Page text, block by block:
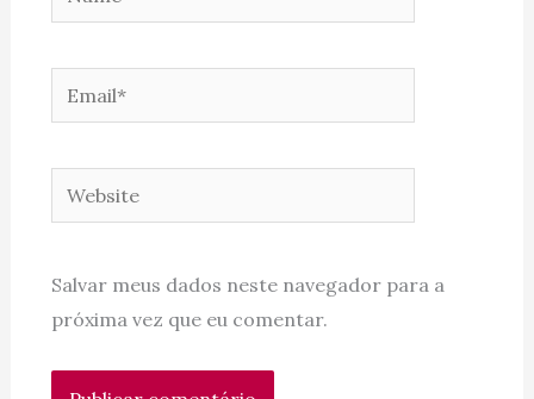
Email*
Website
Salvar meus dados neste navegador para a
próxima vez que eu comentar.